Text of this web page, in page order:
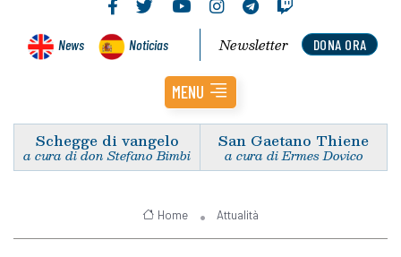
News Noticias DONA ORA
Newsletter
MENU
Schegge di vangelo
a cura di don Stefano Bimbi
San Gaetano Thiene
a cura di Ermes Dovico
Home Attualità